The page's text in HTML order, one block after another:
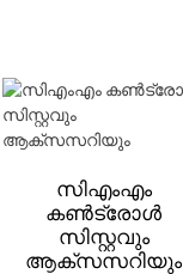
സിഎംഎം
കൺട്രോൾ
സിസ്റ്റവും
ആക്സസറിയും